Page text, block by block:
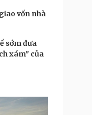
vốn nhà
sớm đưa
xám" của